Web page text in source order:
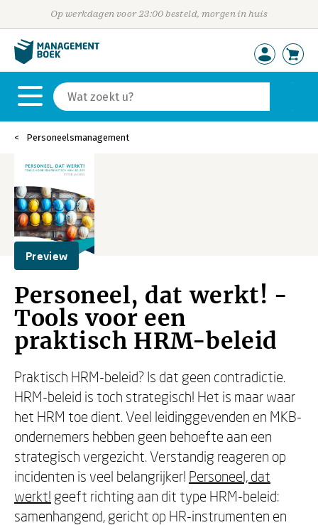
Op werkdagen voor 23:00 besteld, morgen in huis
Personeelsmanagement
Preview
Personeel, dat werkt! -
Tools voor een
praktisch HRM-beleid
Praktisch HRM-beleid? Is dat geen contradictie.
HRM-beleid is toch strategisch! Het is maar waar
het HRM toe dient. Veel leidinggevenden en MKB-
ondernemers hebben geen behoefte aan een
strategisch vergezicht. Verstandig reageren op
incidenten is veel belangrijker! Personeel, dat
werkt! geeft richting aan dit type HRM-beleid:
samenhangend, gericht op HR-instrumenten en